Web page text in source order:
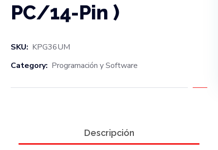
PC/14-Pin )
SKU: KPG36UM
Category: Programación y Software
Descripción